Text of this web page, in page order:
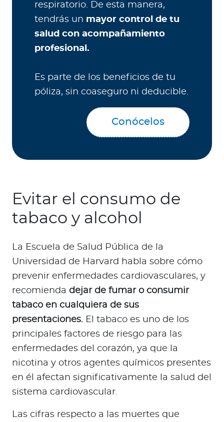
respiratorio. De esta manera,
tendrás un mayor control de tu
salud con acompañamiento
profesional.
Es parte de los beneficios de tu
póliza, sin coaseguro ni deducible.
Conócelos
Evitar el consumo de
tabaco y alcohol
La Escuela de Salud Pública de la
Universidad de Harvard habla sobre cómo
prevenir enfermedades cardiovasculares, y
recomienda dejar de fumar o consumir
tabaco en cualquiera de sus
presentaciones. El tabaco es uno de los
principales factores de riesgo para las
enfermedades del corazón, ya que la
nicotina y otros agentes químicos presentes
en él afectan significativamente la salud del
sistema cardiovascular.
Las cifras respecto a las muertes que